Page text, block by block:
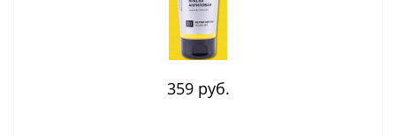
359 руб.